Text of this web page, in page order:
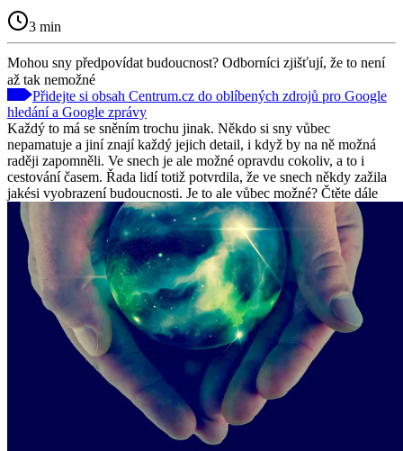
3 min
Mohou sny předpovídat budoucnost? Odborníci zjišťují, že to není
až tak nemožné
Přidejte si obsah Centrum.cz do oblíbených zdrojů pro Google
hledání a Google zprávy
Každý to má se sněním trochu jinak. Někdo si sny vůbec
nepamatuje a jiní znají každý jejich detail, i když by na ně možná
raději zapomněli. Ve snech je ale možné opravdu cokoliv, a to i
cestování časem. Řada lidí totiž potvrdila, že ve snech někdy zažila
jakési vyobrazení budoucnosti. Je to ale vůbec možné? Čtěte dále